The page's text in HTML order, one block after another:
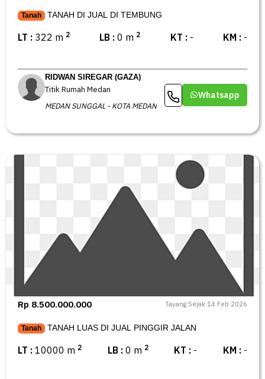
Tanah TANAH DI JUAL DI TEMBUNG
LT : 322 m 2 LB :0 m 2 KT : - KM : -
RIDWAN SIREGAR (GAZA)
Titik Rumah Medan
MEDAN SUNGGAL - KOTA MEDAN
Whatsapp
Rp 8.500.000.000 Tayang Sejak 14 Feb 2026
Tanah TANAH LUAS DI JUAL PINGGIR JALAN
LT : 10000 m 2 LB : 0 m 2 KT : - KM : -